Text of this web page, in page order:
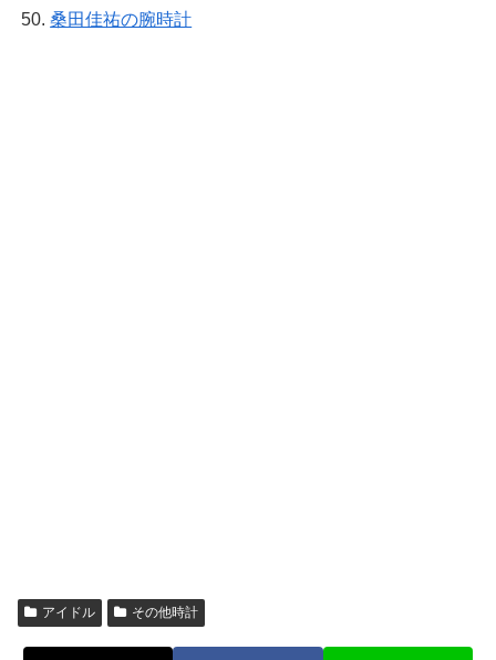
桑田佳祐の腕時計
アイドル その他時計